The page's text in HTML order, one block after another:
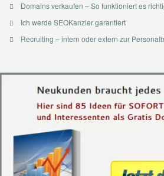
Domains verkaufen – So funktioniert es
Ich werde SEOKanzler garantiert
Recruiting – intern oder extern zur